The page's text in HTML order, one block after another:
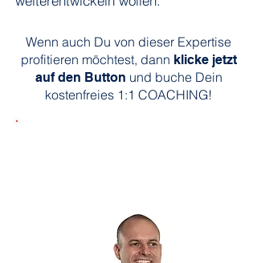
Wenn auch Du von dieser Expertise
profitieren möchtest, dann klicke jetzt
auf den Button und buche Dein
kostenfreies 1:1 COACHING!